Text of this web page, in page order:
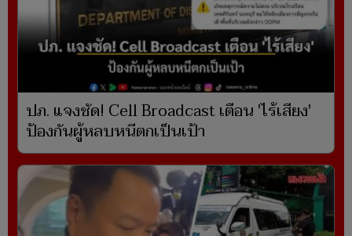
ปภ. แจงชัด! Cell Broadcast เตือน 'ไร้เสียง'
ป้องกันผู้หลบหนีตกเป็นเป้า